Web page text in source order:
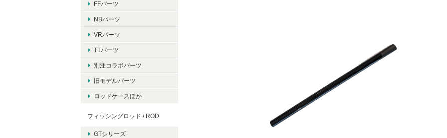
FFパーツ
NBパーツ
VRパーツ
TTパーツ
別注コラボパーツ
旧モデルパーツ
ロッドケースほか
フィッシングロッド / ROD
GTシリーズ